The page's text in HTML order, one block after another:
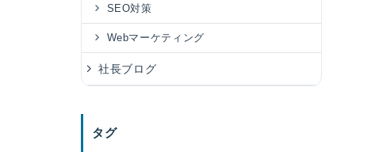
SEO対策
Webマーケティング
社長ブログ
タグ